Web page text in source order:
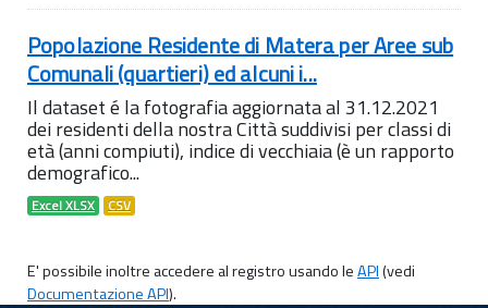
Popolazione Residente di Matera per Aree sub
Comunali (quartieri) ed alcuni i...
Il dataset é la fotografia aggiornata al 31.12.2021
dei residenti della nostra Città suddivisi per classi di
età (anni compiuti), indice di vecchiaia (è un rapporto
demografico...
Excel XLSX CSV
E' possibile inoltre accedere al registro usando leAPI(vedi
Documentazione API).